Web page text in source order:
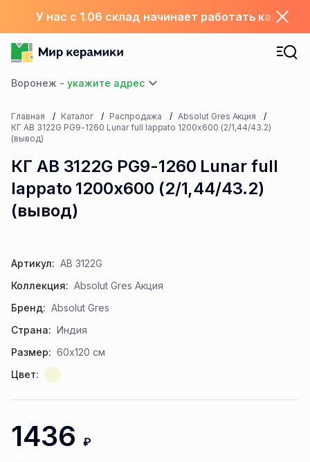
У нас с 1.06 склад начинает работать каждый
Воронеж -
Главная Каталог Распродажа
Absolut Gres Акция
КГ AB 3122G PG9-1260 Lunar full lappato 1200x600 (2/1,44/43.2)
(вывод)
КГ AB 3122G PG9-1260 Lunar full
lappato 1200x600 (2/1,44/43.2)
(вывод)
Артикул: AB 3122G
Коллекция: Absolut Gres Акция
Бренд: Absolut Gres
Страна: Индия
Размер: 60x120 см
Цвет:
1436 ₽